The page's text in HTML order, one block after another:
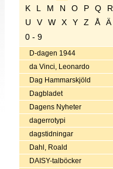
K
L M N O P Q R
U
V W X Y Z Å Ä
0 - 9
D-dagen 1944
da Vinci, Leonardo
Dag Hammarskjöld
Dagbladet
Dagens Nyheter
dagerrotypi
dagstidningar
Dahl, Roald
DAISY-talböcker